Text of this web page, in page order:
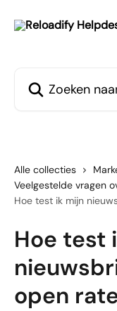
Alle collecties
Veelgestelde vragen
Hoe test ik mijn
Hoe test
open